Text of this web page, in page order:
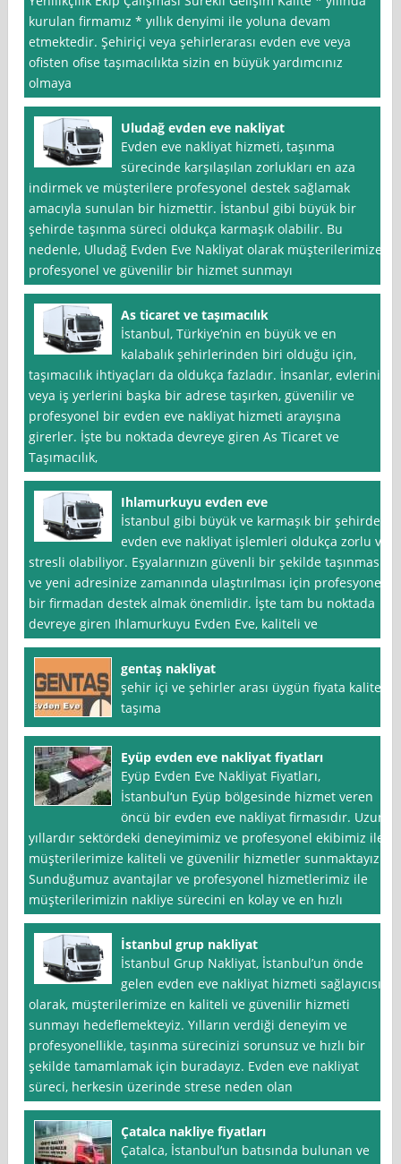
kurulan firmamız * yıllık denyimi ile yoluna devam
etmektedir. Şehiriçi veya şehirlerarası evden eve veya
ofisten ofise taşımacılıkta sizin en büyük yardımcınız
olmaya
Uludağ evden eve nakliyat
Evden eve nakliyat hizmeti, taşınma
sürecinde karşılaşılan zorlukları en aza
indirmek ve müşterilere profesyonel destek sağlamak
amacıyla sunulan bir hizmettir. İstanbul gibi büyük bir
şehirde taşınma süreci oldukça karmaşık olabilir. Bu
nedenle, Uludağ Evden Eve Nakliyat olarak müşterilerimize
profesyonel ve güvenilir bir hizmet sunmayı
As ticaret ve taşımacılık
İstanbul, Türkiye’nin en büyük ve en
kalabalık şehirlerinden biri olduğu için,
taşımacılık ihtiyaçları da oldukça fazladır. İnsanlar, evlerini
veya iş yerlerini başka bir adrese taşırken, güvenilir ve
profesyonel bir evden eve nakliyat hizmeti arayışına
girerler. İşte bu noktada devreye giren As Ticaret ve
Taşımacılık,
Ihlamurkuyu evden eve
İstanbul gibi büyük ve karmaşık bir şehirde
evden eve nakliyat işlemleri oldukça zorlu ve
stresli olabiliyor. Eşyalarınızın güvenli bir şekilde taşınması
ve yeni adresinize zamanında ulaştırılması için profesyonel
bir firmadan destek almak önemlidir. İşte tam bu noktada
devreye giren Ihlamurkuyu Evden Eve, kaliteli ve
gentaş nakliyat
şehir içi ve şehirler arası üygün fiyata kaliteli
taşıma
Eyüp evden eve nakliyat fiyatları
Eyüp Evden Eve Nakliyat Fiyatları,
İstanbul‘un Eyüp bölgesinde hizmet veren
öncü bir evden eve nakliyat firmasıdır. Uzun
yıllardır sektördeki deneyimimiz ve profesyonel ekibimiz ile
müşterilerimize kaliteli ve güvenilir hizmetler sunmaktayız.
Sunduğumuz avantajlar ve profesyonel hizmetlerimiz ile
müşterilerimizin nakliye sürecini en kolay ve en hızlı
İstanbul grup nakliyat
İstanbul Grup Nakliyat, İstanbul’un önde
gelen evden eve nakliyat hizmeti sağlayıcısı
olarak, müşterilerimize en kaliteli ve güvenilir hizmeti
sunmayı hedeflemekteyiz. Yılların verdiği deneyim ve
profesyonellikle, taşınma sürecinizi sorunsuz ve hızlı bir
şekilde tamamlamak için buradayız. Evden eve nakliyat
süreci, herkesin üzerinde strese neden olan
Çatalca nakliye fiyatları
Çatalca, İstanbul‘un batısında bulunan ve